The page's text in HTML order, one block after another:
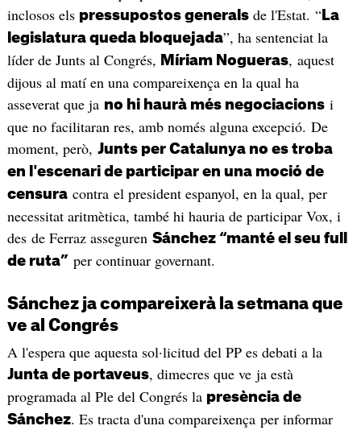
inclosos els pressupostos generalsde l'Estat. “La
legislatura queda bloquejada”, ha sentenciat la
líder de Junts al Congrés, Míriam Nogueras, aquest
dijous al matí en una compareixença en la qual ha
asseverat que ja no hi haurà més negociacionsi
que no facilitaran res, amb només alguna excepció. De
moment, però, Junts per Catalunya no es troba
en l'escenari de participar en una moció de
censuracontra el president espanyol, en la qual, per
necessitat aritmètica, també hi hauria de participar Vox, i
des de Ferraz asseguren Sánchez “manté el seu full
de ruta”per continuar governant.
Sánchez ja compareixerà la setmana que
ve al Congrés
A l'espera que aquesta sol·licitud del PP es debati a la
Junta de portaveus, dimecres que ve ja està
programada al Ple del Congrés la presència de
Sánchez. Es tracta d'una compareixença per informar